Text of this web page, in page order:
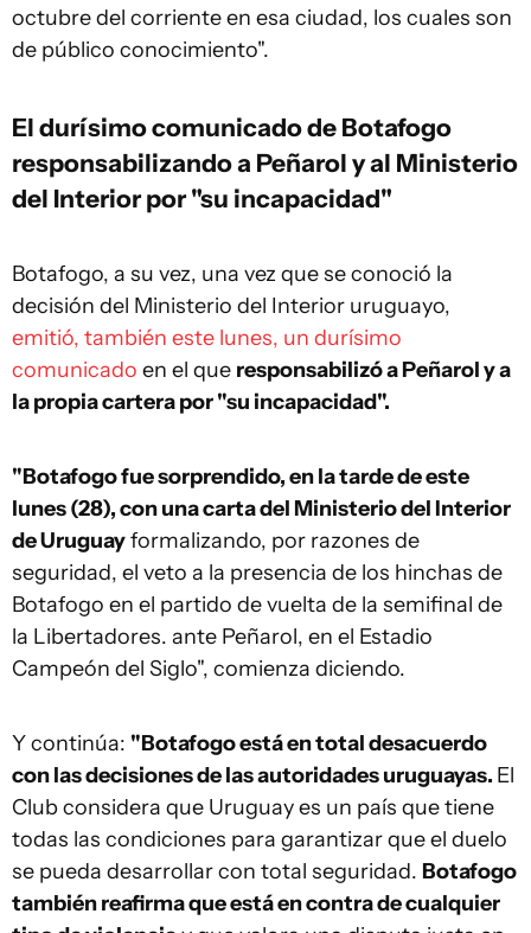
octubre del corriente en esa ciudad, los cuales son
de público conocimiento".
El durísimo comunicado de Botafogo
responsabilizando a Peñarol y al Ministerio
del Interior por "su incapacidad"
Botafogo, a su vez, una vez que se conoció la
decisión del Ministerio del Interior uruguayo,
emitió, también este lunes, un durísimo
comunicado en el que responsabilizó a Peñarol y a
la propia cartera por "su incapacidad".
"Botafogo fue sorprendido, en la tarde de este
lunes (28), con una carta del Ministerio del Interior
de Uruguayformalizando, por razones de
seguridad, el veto a la presencia de los hinchas de
Botafogo en el partido de vuelta de la semifinal de
la Libertadores. ante Peñarol, en el Estadio
Campeón del Siglo", comienza diciendo.
Y continúa: "Botafogo está en total desacuerdo
con las decisiones de las autoridades uruguayas. El
Club considera que Uruguay es un país que tiene
todas las condiciones para garantizar que el duelo
se pueda desarrollar con total seguridad. Botafogo
también reafirma que está en contra de cualquier